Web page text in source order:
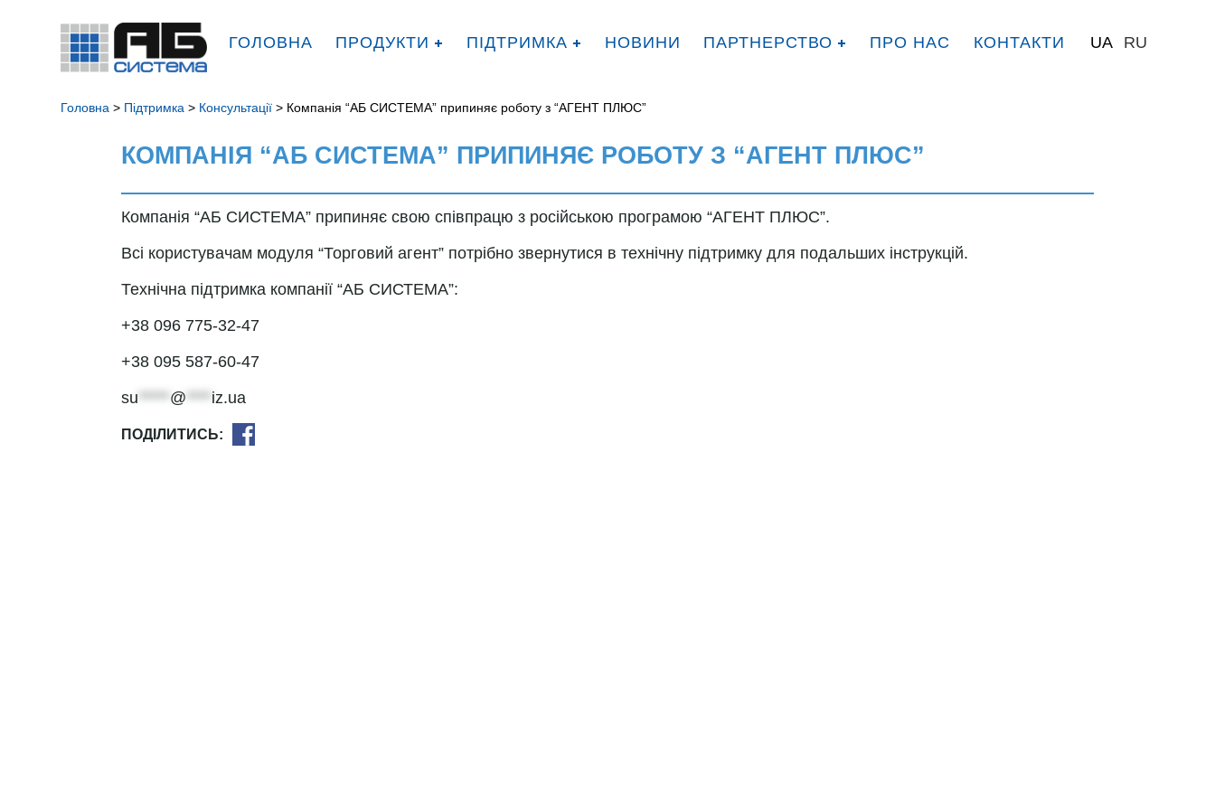
ГОЛОВНА ПРОДУКТИ ПІДТРИМКА НОВИНИ ПАРТНЕРСТВО ПРО НАС КОНТАКТИ UA RU
Головна > Підтримка > Консультації > Компанія “АБ СИСТЕМА” припиняє роботу з “АГЕНТ ПЛЮС”
КОМПАНІЯ “АБ СИСТЕМА” ПРИПИНЯЄ РОБОТУ З “АГЕНТ ПЛЮС”
Компанія “АБ СИСТЕМА” припиняє свою співпрацю з російською програмою “АГЕНТ ПЛЮС”.
Всі користувачам модуля “Торговий агент” потрібно звернутися в технічну підтримку для подальших інструкцій.
Технічна підтримка компанії “АБ СИСТЕМА”:
+38 096 775-32-47
+38 095 587-60-47
su ***** @ **** iz.ua
ПОДІЛИТИСЬ: